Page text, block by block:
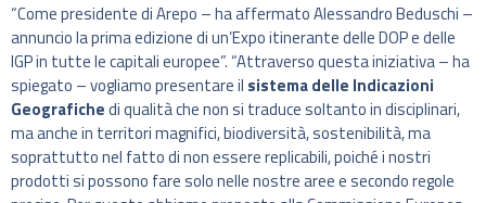
“Come presidente di Arepo – ha affermato Alessandro Beduschi –
annuncio la prima edizione di un’Expo itinerante delle DOP e delle
IGP in tutte le capitali europee”. “Attraverso questa iniziativa – ha
spiegato – vogliamo presentare il sistema delle Indicazioni
Geografichedi qualità che non si traduce soltanto in disciplinari,
ma anche in territori magnifici, biodiversità, sostenibilità, ma
soprattutto nel fatto di non essere replicabili, poiché i nostri
prodotti si possono fare solo nelle nostre aree e secondo regole